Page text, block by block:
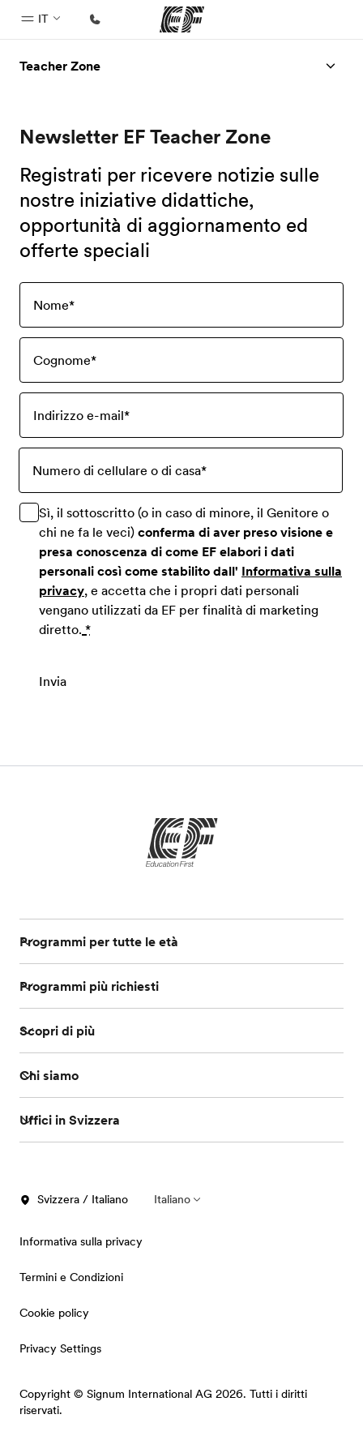
IT
Homepage
Programmi
Uffici
Trova l'ufficio più vicino
Chi siamo
La nostra organizzazione
Carriera
Lavora con noi
Teacher Zone
Newsletter EF Teacher Zone
Registrati per ricevere notizie sulle
nostre iniziative didattiche,
opportunità di aggiornamento ed
offerte speciali
Nome*
Cognome*
Indirizzo e-mail*
Numero di cellulare o di casa*
Sì, il sottoscritto (o in caso di minore, il Genitore o
chi ne fa le veci)conferma di aver preso visione e
presa conoscenza di come EF elabori i dati
personali così come stabilito dall' Informativa sulla
privacy, e accetta che i propri dati personali
vengano utilizzati da EF per finalità di marketing
diretto. *
Invia
Programmi per tutte le età
Programmi più richiesti
Scopri di più
Chi siamo
Uffici in Svizzera
Svizzera / Italiano Italiano
Informativa sulla privacy
Termini e Condizioni
Cookie policy
Privacy Settings
Copyright © Signum International AG 2026. Tutti i diritti
riservati.